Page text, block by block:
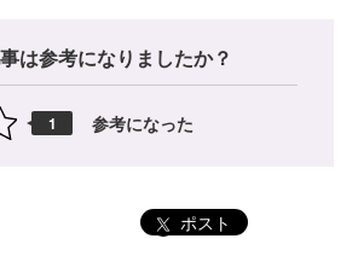
は参考になりましたか？
1 参考になった
ポスト